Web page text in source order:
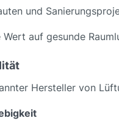
und
auf gesunde
Hersteller von